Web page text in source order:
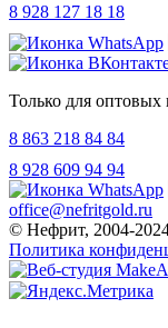
8 928 127 18 18
Только для оптовых
8 863 218 84 84
8 928 609 94 94
office@nefritgold.ru
© Нефрит, 2004-
Политика